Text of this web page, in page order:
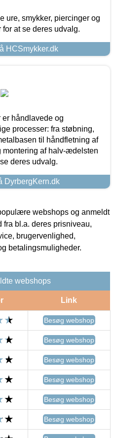
ure, smykker, piercinger og
at se deres udvalg.
HCSmykker.dk
er håndlavede og
processer: fra støbning,
til håndfletning af
montering af halv-ædelsten
deres udvalg.
DyrbergKern.dk
webshops og anmeldt
fra bl.a. deres prisniveau,
brugervenlighed,
betalingsmuligheder.
webshops
Link
Besøg webshop
Besøg webshop
Besøg webshop
Besøg webshop
Besøg webshop
Besøg webshop